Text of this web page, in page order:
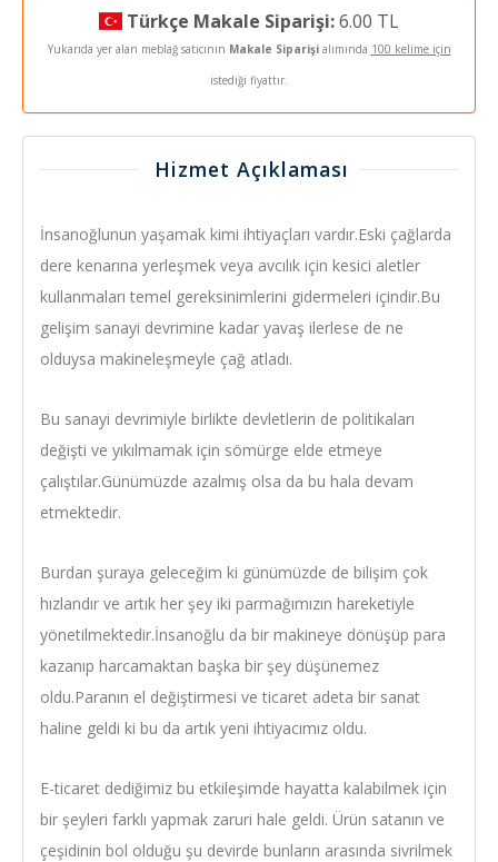
Türkçe Makale Siparişi:6.00 TL
Yukarıda yer alan meblağ satıcının Makale Siparişialımında 100 kelime için
istediği fiyattır.
Hizmet Açıklaması
İnsanoğlunun yaşamak kimi ihtiyaçları vardır.Eski çağlarda
dere kenarına yerleşmek veya avcılık için kesici aletler
kullanmaları temel gereksinimlerini gidermeleri içindir.Bu
gelişim sanayi devrimine kadar yavaş ilerlese de ne
olduysa makineleşmeyle çağ atladı.
Bu sanayi devrimiyle birlikte devletlerin de politikaları
değişti ve yıkılmamak için sömürge elde etmeye
çalıştılar.Günümüzde azalmış olsa da bu hala devam
etmektedir.
Burdan şuraya geleceğim ki günümüzde de bilişim çok
hızlandır ve artık her şey iki parmağımızın hareketiyle
yönetilmektedir.İnsanoğlu da bir makineye dönüşüp para
kazanıp harcamaktan başka bir şey düşünemez
oldu.Paranın el değiştirmesi ve ticaret adeta bir sanat
haline geldi ki bu da artık yeni ihtiyacımız oldu.
E-ticaret dediğimiz bu etkileşimde hayatta kalabilmek için
bir şeyleri farklı yapmak zaruri hale geldi. Ürün satanın ve
çeşidinin bol olduğu şu devirde bunların arasında sivrilmek